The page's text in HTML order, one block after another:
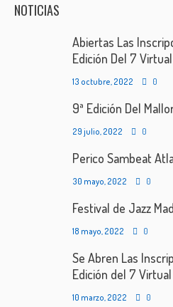
NOTICIAS
Abiertas Las
Edición Del 7
13 octubre, 2022 0
9ª Edición Del
29 julio, 2022 0
Perico Sambeat
30 mayo, 2022 0
Festival de Jazz
18 mayo, 2022 0
Se Abren Las
Edición del 7
10 marzo, 2022 0